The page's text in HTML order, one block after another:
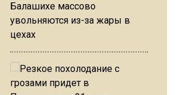
Балашихе массово
увольняются из-за жары в
цехах